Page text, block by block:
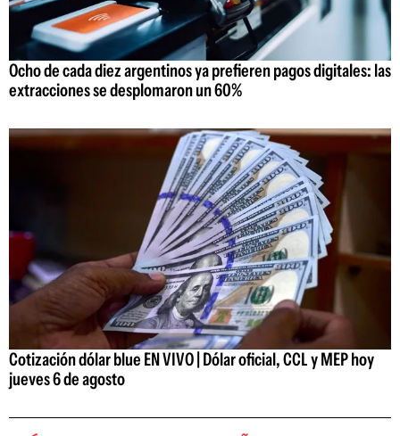
Ocho de cada diez argentinos ya prefieren pagos digitales: las
extracciones se desplomaron un 60%
Cotización dólar blue EN VIVO | Dólar oficial, CCL y MEP hoy
jueves 6 de agosto